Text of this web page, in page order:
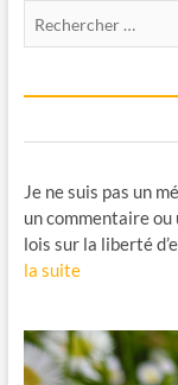
Dr
:
métabolique
Je ne suis pas un
un commentaire
lois sur la liberté
la suite